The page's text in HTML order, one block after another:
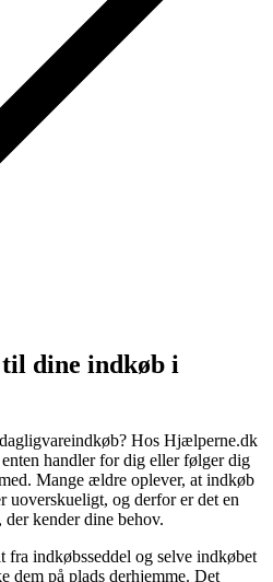
dine indkøb i
Hos Hjælperne.dk
handler for dig eller følger dig
Mange ældre oplever, at indkøb
og derfor er det en
kender dine behov.
indkøbsseddel og selve indkøbet
dem på plads derhjemme. Det